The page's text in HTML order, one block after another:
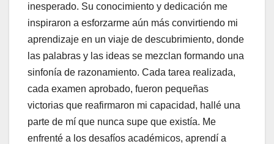
inesperado. Su conocimiento y dedicación me
inspiraron a esforzarme aún más convirtiendo mi
aprendizaje en un viaje de descubrimiento, donde
las palabras y las ideas se mezclan formando una
sinfonía de razonamiento. Cada tarea realizada,
cada examen aprobado, fueron pequeñas
victorias que reafirmaron mi capacidad, hallé una
parte de mí que nunca supe que existía. Me
enfrenté a los desafíos académicos, aprendí a